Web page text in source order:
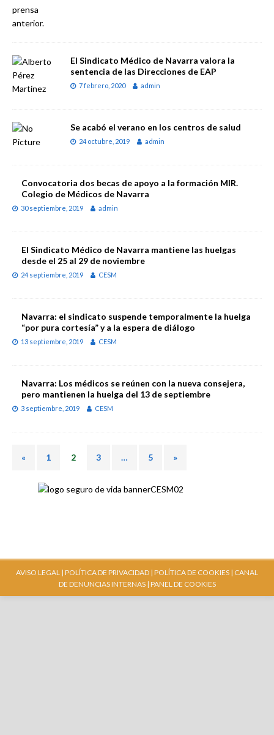
El Sindicato Médico de Navarra valora la
sentencia de las Direcciones de EAP
7 febrero, 2020 admin
Se acabó el verano en los centros de salud
24 octubre, 2019 admin
Convocatoria dos becas de apoyo a la formación MIR.
Colegio de Médicos de Navarra
30 septiembre, 2019 admin
El Sindicato Médico de Navarra mantiene las huelgas
desde el 25 al 29 de noviembre
24 septiembre, 2019 CESM
Navarra: el sindicato suspende temporalmente la huelga
“por pura cortesía” y a la espera de diálogo
13 septiembre, 2019 CESM
Navarra: Los médicos se reúnen con la nueva consejera,
pero mantienen la huelga del 13 de septiembre
3 septiembre, 2019 CESM
« 1 2 3 … 5 »
AVISO LEGAL | POLÍTICA DE PRIVACIDAD | POLÍTICA DE COOKIES | CANAL
DE DENUNCIAS INTERNAS| PANEL DE COOKIES